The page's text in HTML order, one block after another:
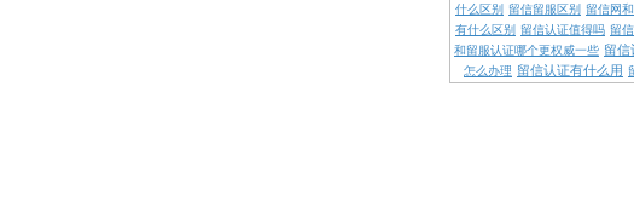
什么区别 留信留服区别 留信网
有什么区别 留信认证值得吗 留
和留服认证哪个更权威一些 留信
怎么办理 留信认证有什么用